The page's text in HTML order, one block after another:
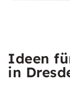
Ideen
in